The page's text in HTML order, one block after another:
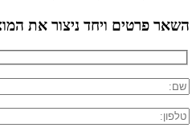
השאר פרטים ויחד ניצור את